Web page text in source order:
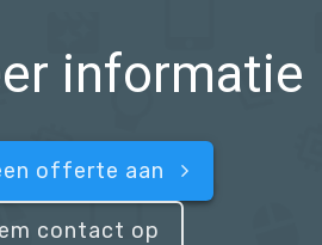
informatie
offerte aan
contact op